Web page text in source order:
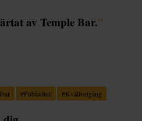
av Temple Bar.”
#Pubkultur #Kvällsutgång